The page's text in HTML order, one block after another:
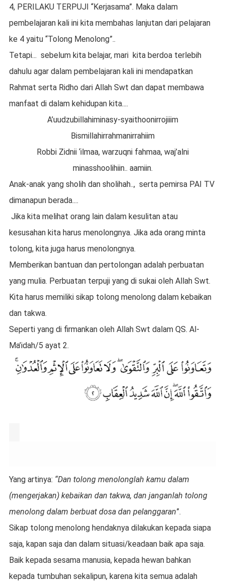
4, PERILAKU TERPUJI “Kerjasama”. Maka dalam
pembelajaran kali ini kita membahas lanjutan dari pelajaran
ke 4 yaitu “Tolong Menolong”..
Tetapi... sebelum kita belajar, mari kita berdoa terlebih
dahulu agar dalam pembelajaran kali ini mendapatkan
Rahmat serta Ridho dari Allah Swt dan dapat membawa
manfaat di dalam kehidupan kita....
A’uudzubillahiminasy-syaithoonirrojiiim
Bismillahirrahmanirrahiim
Robbi Zidnii ‘ilmaa, warzuqni fahmaa, waj’alni
minasshoolihiin.. aamiin.
Anak-anak yang sholih dan sholihah.., serta pemirsa PAI TV
dimanapun berada....
Jika kita melihat orang lain dalam kesulitan atau
kesusahan kita harus menolongnya. Jika ada orang minta
tolong, kita juga harus menolongnya.
Memberikan bantuan dan pertolongan adalah perbuatan
yang mulia. Perbuatan terpuji yang di sukai oleh Allah Swt.
Kita harus memiliki sikap tolong menolong dalam kebaikan
dan takwa.
Seperti yang di firmankan oleh Allah Swt dalam QS. Al-
Ma’idah/5 ayat 2.
Yang artinya: “Dan tolong menolonglah kamu dalam
(mengerjakan) kebaikan dan takwa, dan janganlah tolong
menolong dalam berbuat dosa dan pelanggaran”.
Sikap tolong menolong hendaknya dilakukan kepada siapa
saja, kapan saja dan dalam situasi/keadaan baik apa saja.
Baik kepada sesama manusia, kepada hewan bahkan
kepada tumbuhan sekalipun, karena kita semua adalah